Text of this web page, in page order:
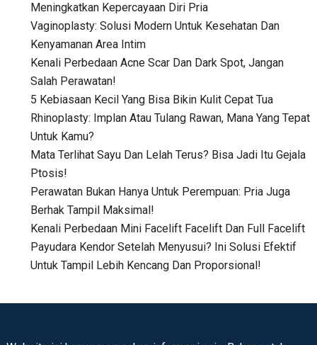
Meningkatkan Kepercayaan Diri Pria
Vaginoplasty: Solusi Modern Untuk Kesehatan Dan
Kenyamanan Area Intim
Kenali Perbedaan Acne Scar Dan Dark Spot, Jangan
Salah Perawatan!
5 Kebiasaan Kecil Yang Bisa Bikin Kulit Cepat Tua
Rhinoplasty: Implan Atau Tulang Rawan, Mana Yang Tepat
Untuk Kamu?
Mata Terlihat Sayu Dan Lelah Terus? Bisa Jadi Itu Gejala
Ptosis!
Perawatan Bukan Hanya Untuk Perempuan: Pria Juga
Berhak Tampil Maksimal!
Kenali Perbedaan Mini Facelift Facelift Dan Full Facelift
Payudara Kendor Setelah Menyusui? Ini Solusi Efektif
Untuk Tampil Lebih Kencang Dan Proporsional!